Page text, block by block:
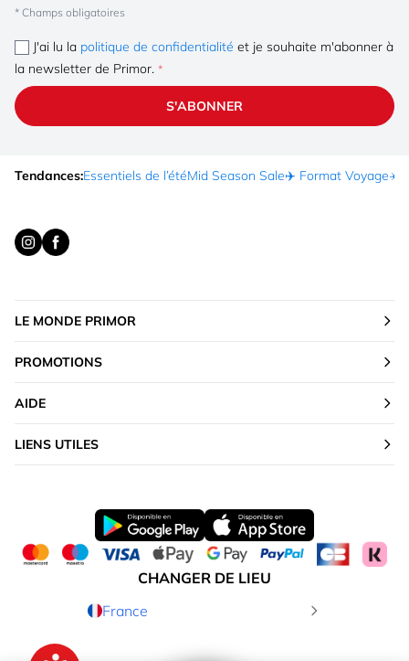
* Champs obligatoires
J'ai lu la politique de confidentialité et je souhaite m'abonner à
la newsletter de Primor.
S'ABONNER
Tendances:Essentiels de l’étéMid Season Sale✈️ Format Voyage☀️
LE MONDE PRIMOR
PROMOTIONS
AIDE
LIENS UTILES
CHANGER DE LIEU
France